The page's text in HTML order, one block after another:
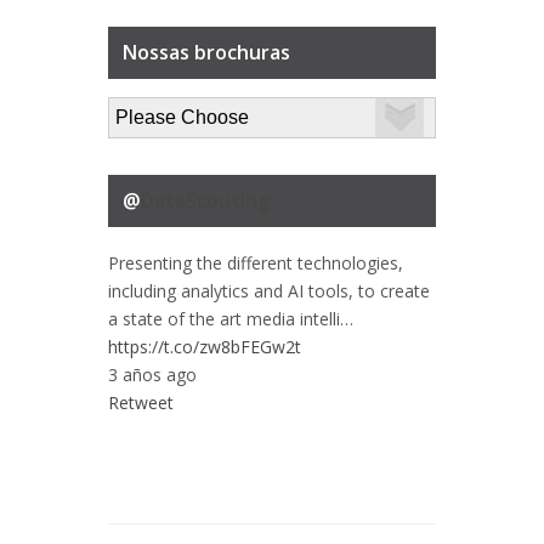
Nossas brochuras
@
Presenting the different technologies,
including analytics and AI tools, to create
a state of the art media intelli…
https://t.co/zw8bFEGw2t
3 años ago
Retweet